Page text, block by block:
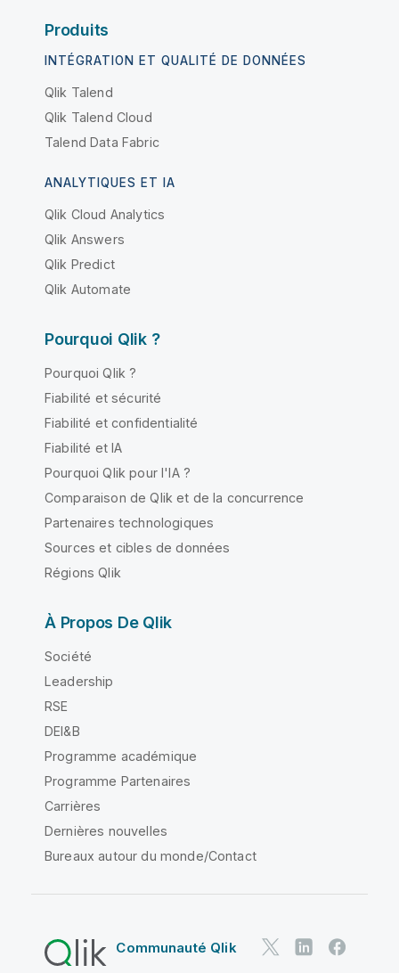
Produits
INTÉGRATION ET QUALITÉ DE DONNÉES
Qlik Talend
Qlik Talend Cloud
Talend Data Fabric
ANALYTIQUES ET IA
Qlik Cloud Analytics
Qlik Answers
Qlik Predict
Qlik Automate
Pourquoi Qlik ?
Pourquoi Qlik ?
Fiabilité et sécurité
Fiabilité et confidentialité
Fiabilité et IA
Pourquoi Qlik pour l'IA ?
Comparaison de Qlik et de la concurrence
Partenaires technologiques
Sources et cibles de données
Régions Qlik
À Propos De Qlik
Société
Leadership
RSE
DEI&B
Programme académique
Programme Partenaires
Carrières
Dernières nouvelles
Bureaux autour du monde/Contact
Communauté Qlik